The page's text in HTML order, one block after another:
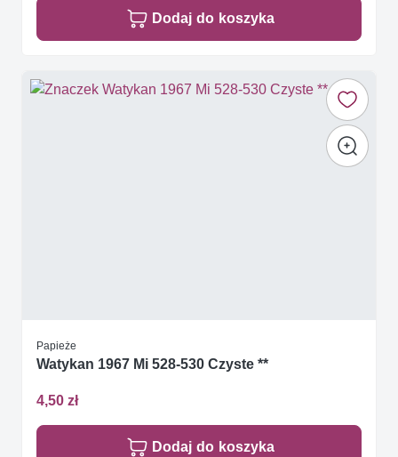
Dodaj do koszyka
Papieże
Watykan 1967 Mi 528-530 Czyste **
4,50 zł
Dodaj do koszyka